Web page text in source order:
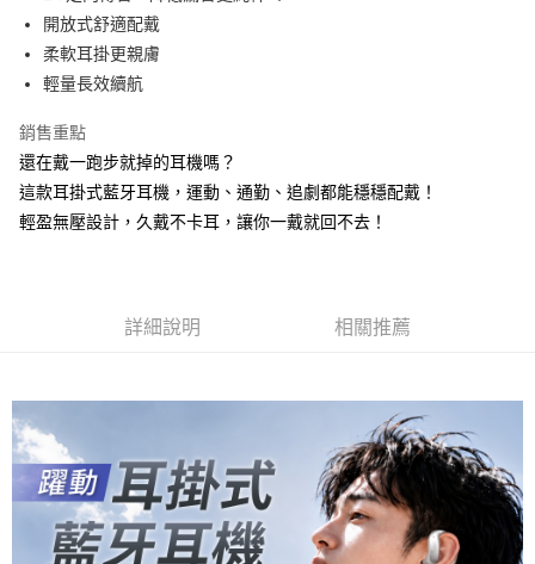
付款後萊爾富取貨
每筆NT$60，滿NT$598(含以上)免運費
7-11取貨付款
每筆NT$60，滿NT$598(含以上)免運費
付款後7-11取貨
每筆NT$60，滿NT$598(含以上)免運費
開放式舒適配戴
柔軟耳掛更親膚
輕量長效續航
銷售重點
還在戴一跑步就掉的耳機嗎？
這款耳掛式藍牙耳機，運動、通勤、追劇都能穩穩配戴！
輕盈無壓設計，久戴不卡耳，讓你一戴就回不去！
詳細說明 相關推薦